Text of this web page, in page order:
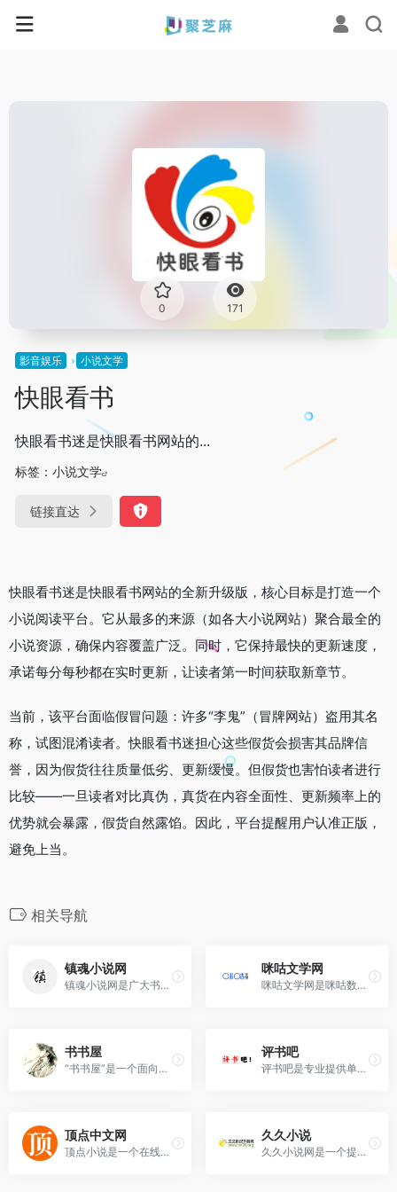
0 171
影音娱乐 小说文学
快眼看书
快眼看书迷是快眼看书网站的...
标签： 小说文学
链接直达
快眼看书迷是快眼看书网站的全新升级版，核心目标是打造一个
小说阅读平台。它从最多的来源（如各大小说网站）聚合最全的
小说资源，确保内容覆盖广泛。同时，它保持最快的更新速度，
承诺每分每秒都在实时更新，让读者第一时间获取新章节。
当前，该平台面临假冒问题：许多“李鬼”（冒牌网站）盗用其名
称，试图混淆读者。快眼看书迷担心这些假货会损害其品牌信
誉，因为假货往往质量低劣、更新缓慢。但假货也害怕读者进行
比较——一旦读者对比真伪，真货在内容全面性、更新频率上的
优势就会暴露，假货自然露馅。因此，平台提醒用户认准正版，
避免上当。
相关导航
镇魂小说网
镇魂小说网是广大书友最值得收藏的网络小说阅读网,网站收录了全网最火热的网络小说,并提供高质量的小说最新章节免费阅读,是广大网络小说爱好者必备的小说阅读网。
咪咕文学网
咪咕文学网是咪咕数字传媒公...
书书屋
“书书屋”是一个面向网络小说...
评书吧
评书吧是专业提供单田芳、袁阔成、刘兰芳等名家经典评书及有声小说的免费在线收听和高速下载网站，致力于打造优质评书平台。
顶点中文网
顶点小说是一个在线小说阅读平台，致力于打造一个无广告弹窗的免费网站，让用户能畅快阅读而不受干扰。
久久小说
久久小说网是一个提供电子书...